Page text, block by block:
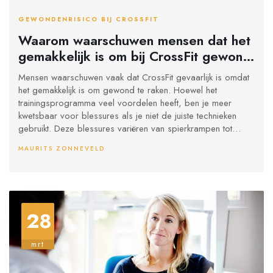
GEWONDENRISICO BIJ CROSSFIT
Waarom waarschuwen mensen dat het
gemakkelijk is om bij CrossFit gewond
te raken?
Mensen waarschuwen vaak dat CrossFit gevaarlijk is omdat
het gemakkelijk is om gewond te raken. Hoewel het
trainingsprogramma veel voordelen heeft, ben je meer
kwetsbaar voor blessures als je niet de juiste technieken
gebruikt. Deze blessures variëren van spierkrampen tot
belangrijk om een professionele trainer te vinden die je kan
ook belangrijk dat je een goede conditie hebt voordat je
begint met CrossFit. Als je goed voorbereid bent en alle
nodige voorzorgmaatregelen neemt, dan kun je genieten
van de voordelen van het programma zonder gewond te
raken.
MAURITS ZONNEVELD
28
mrt